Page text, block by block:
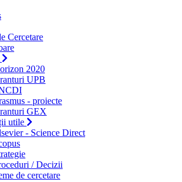
Cercetare
2020
UPB
- proiecte
GEX
utile
- Science Direct
/ Decizii
de cercetare